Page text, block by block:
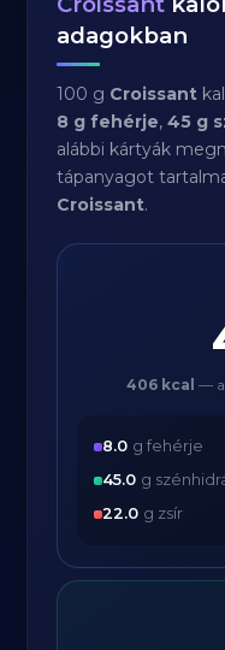
adagokban
100 g Croissant
8 g fehérje,45 g
alábbi kártyák
tápanyagot
Croissant.
406 kcal — a
8.0 g fehérje
45.0 g
22.0 g zsír